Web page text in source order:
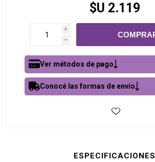
$U 2.119
i
h
Ver métodos de pago
Conocé las formas de envío
ESPECIFICACIONES